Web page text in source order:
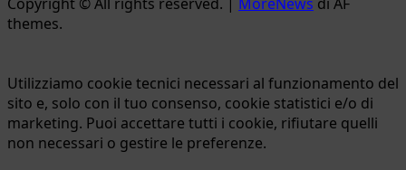
Naturale
Bracciano-
themes.
Utilizziamo cookie tecnici necessari al funzionamento del
sito e, solo con il tuo consenso, cookie statistici e/o di
marketing. Puoi accettare tutti i cookie, rifiutare quelli
non necessari o gestire le preferenze.